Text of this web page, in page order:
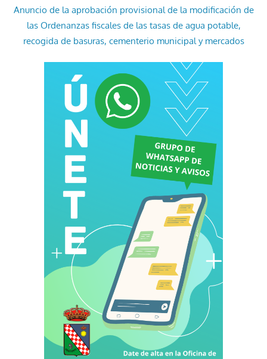
Anuncio de la aprobación provisional de la modificación de
las Ordenanzas fiscales de las tasas de agua potable,
recogida de basuras, cementerio municipal y mercados